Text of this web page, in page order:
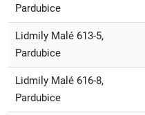
Pardubice
Lidmily Malé 613-5,
Pardubice
Lidmily Malé 616-8,
Pardubice